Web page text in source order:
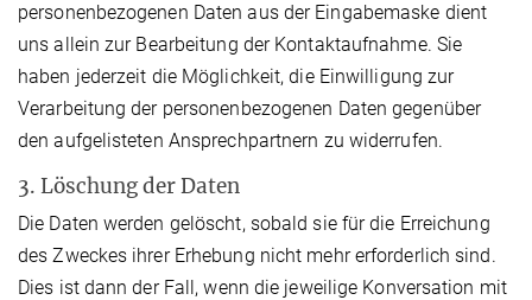
personenbezogenen Daten aus der Eingabemaske dient
uns allein zur Bearbeitung der Kontaktaufnahme. Sie
haben jederzeit die Möglichkeit, die Einwilligung zur
Verarbeitung der personenbezogenen Daten gegenüber
den aufgelisteten Ansprechpartnern zu widerrufen.
3. Löschung der Daten
Die Daten werden gelöscht, sobald sie für die Erreichung
des Zweckes ihrer Erhebung nicht mehr erforderlich sind.
Dies ist dann der Fall, wenn die jeweilige Konversation mit